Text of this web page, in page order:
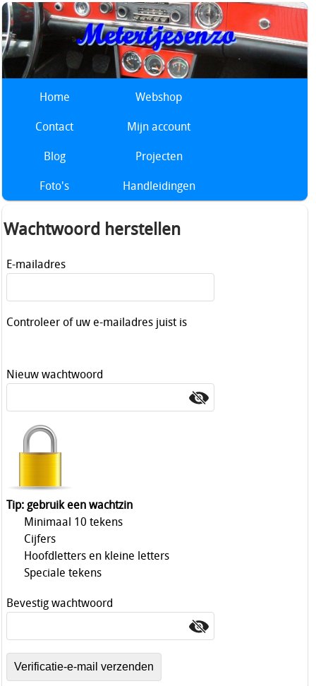
Home
Webshop
Contact
Mijn account
Blog
Projecten
Foto's
Handleidingen
Wachtwoord herstellen
E-mailadres
Controleer of uw e-mailadres juist is
Nieuw wachtwoord
Tip: gebruik een wachtzin
Minimaal 10 tekens
Cijfers
Hoofdletters en kleine letters
Speciale tekens
Bevestig wachtwoord